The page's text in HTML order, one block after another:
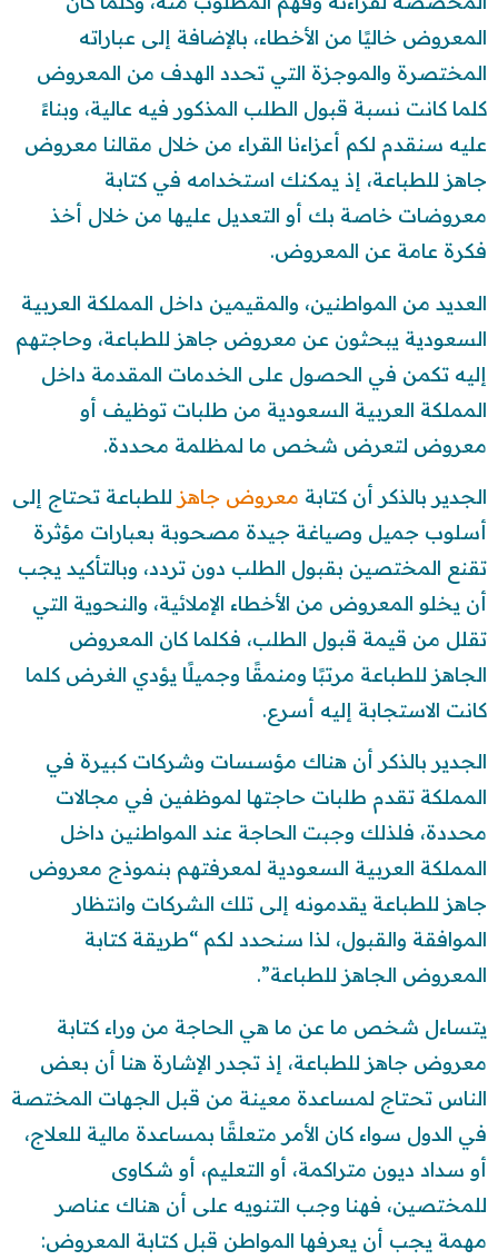
المعروض خاليًا من الأخطاء، بالإضافة إلى عباراته
المختصرة والموجزة التي تحدد الهدف من المعروض
كلما كانت نسبة قبول الطلب المذكور فيه عالية، وبناءً
عليه سنقدم لكم أعزاءنا القراء من خلال مقالنا معروض
جاهز للطباعة، إذ يمكنك استخدامه في كتابة
معروضات خاصة بك أو التعديل عليها من خلال أخذ
فكرة عامة عن المعروض.
العديد من المواطنين، والمقيمين داخل المملكة العربية
السعودية يبحثون عن معروض جاهز للطباعة، وحاجتهم
إليه تكمن في الحصول على الخدمات المقدمة داخل
المملكة العربية السعودية من طلبات توظيف أو
معروض لتعرض شخص ما لمظلمة محددة.
الجدير بالذكر أن كتابة معروض جاهز للطباعة تحتاج إلى
أسلوب جميل وصياغة جيدة مصحوبة بعبارات مؤثرة
تقنع المختصين بقبول الطلب دون تردد، وبالتأكيد يجب
أن يخلو المعروض من الأخطاء الإملائية، والنحوية التي
تقلل من قيمة قبول الطلب، فكلما كان المعروض
الجاهز للطباعة مرتبًا ومنمقًا وجميلًا يؤدي الغرض كلما
كانت الاستجابة إليه أسرع.
الجدير بالذكر أن هناك مؤسسات وشركات كبيرة في
المملكة تقدم طلبات حاجتها لموظفين في مجالات
محددة، فلذلك وجبت الحاجة عند المواطنين داخل
المملكة العربية السعودية لمعرفتهم بنموذج معروض
جاهز للطباعة يقدمونه إلى تلك الشركات وانتظار
الموافقة والقبول، لذا سنحدد لكم “طريقة كتابة
المعروض الجاهز للطباعة”.
يتساءل شخص ما عن ما هي الحاجة من وراء كتابة
معروض جاهز للطباعة، إذ تجدر الإشارة هنا أن بعض
الناس تحتاج لمساعدة معينة من قبل الجهات المختصة
في الدول سواء كان الأمر متعلقًا بمساعدة مالية للعلاج،
أو سداد ديون متراكمة، أو التعليم، أو شكاوى
للمختصين، فهنا وجب التنويه على أن هناك عناصر
مهمة يجب أن يعرفها المواطن قبل كتابة المعروض: